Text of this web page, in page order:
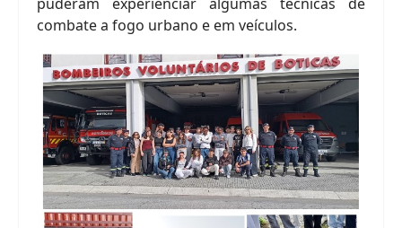
combate a fogo urbano e em veículos.